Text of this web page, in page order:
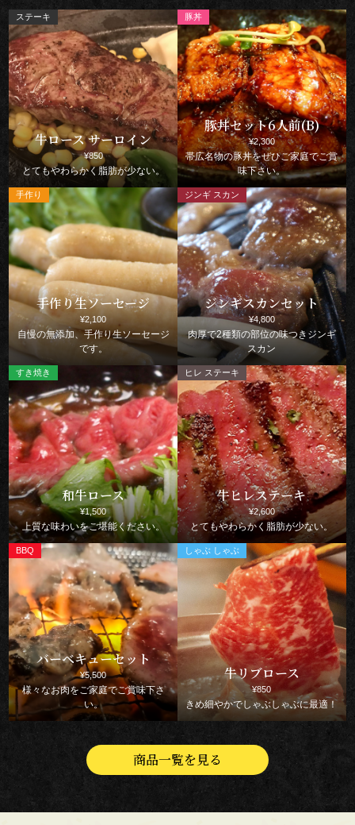
牛ロース サーロイン
¥850
とてもやわらかく脂肪が少ない。
豚丼セット6人前(B)
¥2,300
帯広名物の豚丼をぜひご家庭でご賞
味下さい。
手作り生ソーセージ
¥2,100
自慢の無添加、手作り生ソーセージ
です。
ジンギスカンセット
¥4,800
肉厚で2種類の部位の味つきジンギ
スカン
和牛ロース
¥1,500
上質な味わいをご堪能ください。
牛ヒレステーキ
¥2,600
とてもやわらかく脂肪が少ない。
バーベキューセット
¥5,500
様々なお肉をご家庭でご賞味下さ
い。
牛リブロース
¥850
きめ細やかでしゃぶしゃぶに最適！
商品一覧を見る